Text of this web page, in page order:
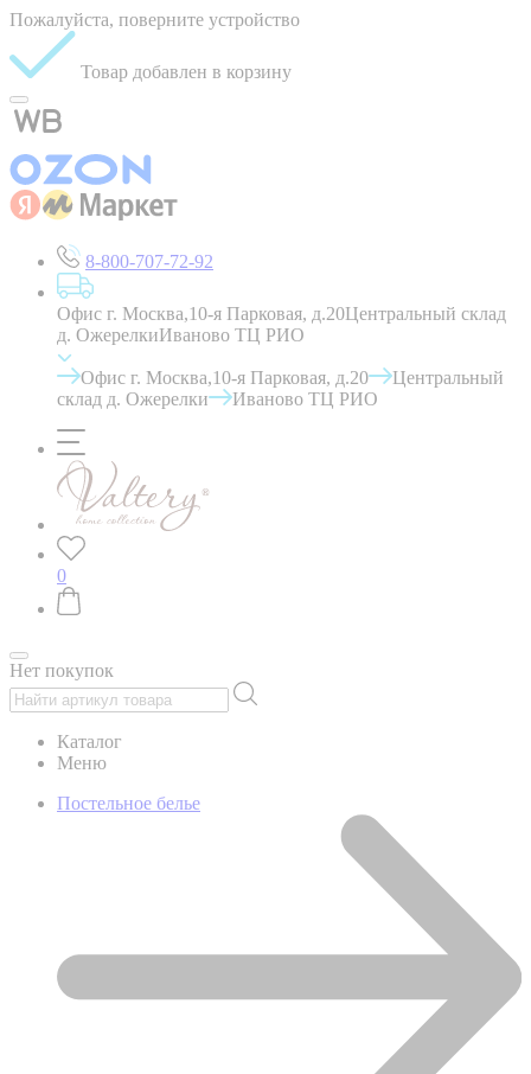
Пожалуйста, поверните устройство
Товар добавлен в корзину
8-800-707-72-92
Офис г. Москва,10-я Парковая, д.20Центральный склад
д. ОжерелкиИваново ТЦ РИО
Офис г. Москва,10-я Парковая, д.20
Центральный
склад д. Ожерелки
Иваново ТЦ РИО
0
Нет покупок
Каталог
Меню
Постельное белье